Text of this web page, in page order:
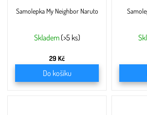
Samolepka My Neighbor Naruto
Skladem (>5 ks)
29 Kč
Do košíku